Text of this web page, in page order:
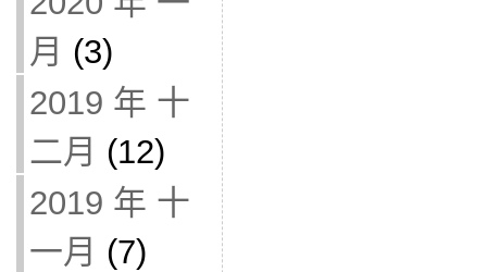
月 (3)
2019 年 十
二月 (12)
2019 年 十
一月 (7)